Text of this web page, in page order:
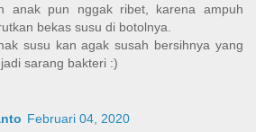
anak pun nggak ribet, karena ampuh
bekas susu di botolnya.
susu kan agak susah bersihnya yang
sarang bakteri :)
Februari 04, 2020